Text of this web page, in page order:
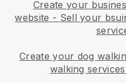
Create your
website - Sell your
Create your dog
walking